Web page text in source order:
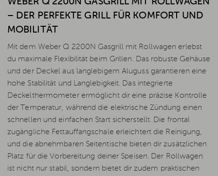
– DER PERFEKTE GRILL FÜR KOMFORT UND
MOBILITÄT
Mit dem Weber Q 2200N Gasgrill mit Rollwagen erlebst
du maximale Flexibilität beim Grillen. Das robuste Gehäuse
und der Deckel aus langlebigem Aluguss garantieren eine
hohe Stabilität und Langlebigkeit. Das integrierte
Deckelthermometer ermöglicht dir eine präzise Kontrolle
der Temperatur, während die elektrische Zündung einen
schnellen und einfachen Start sicherstellt. Die frontal
zugängliche Fettauffangschale erleichtert die Reinigung,
und die abnehmbaren Seitentische bieten dir zusätzlichen
Platz für die Vorbereitung deiner Speisen. Der Rollwagen
ist nicht nur stabil, sondern bietet dir zudem praktischen